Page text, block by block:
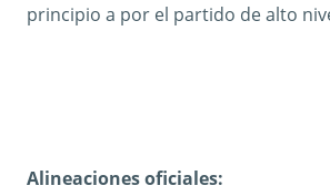
principio a por el partido de alto
Alineaciones oficiales: